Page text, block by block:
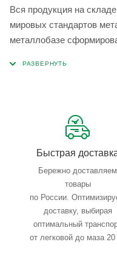
Вся продукция на
мировых стандартов
металлобазе
Быстрая
Бережно доставляем
товары
по России.
доставку, выбирая
оптимальный
от легковой до маза 20